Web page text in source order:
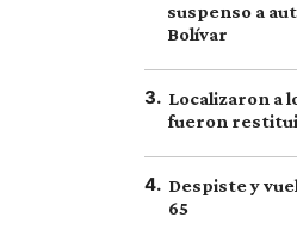
suspenso a
Bolívar
3. Localizaron a
fueron
4. Despiste y
65